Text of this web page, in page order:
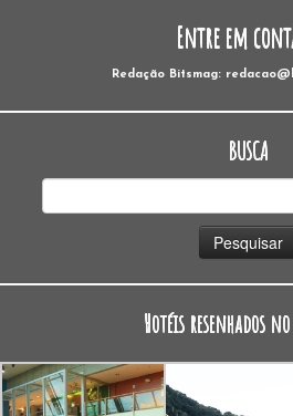
Entre em
Redação Bitsmag:
BUSCA
Hotéis resenhados